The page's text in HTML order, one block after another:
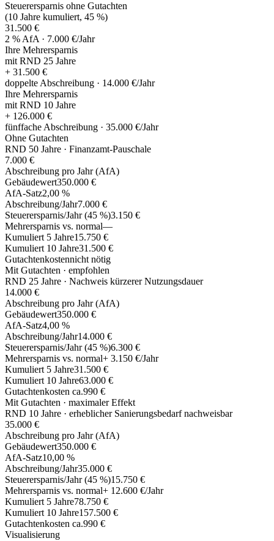
Steuerersparnis ohne Gutachten
(10 Jahre kumuliert, 45 %)
31.500 €
2 % AfA · 7.000 €/Jahr
Ihre Mehrersparnis
mit RND 25 Jahre
+ 31.500 €
doppelte Abschreibung · 14.000 €/Jahr
Ihre Mehrersparnis
mit RND 10 Jahre
+ 126.000 €
fünffache Abschreibung · 35.000 €/Jahr
Ohne Gutachten
RND 50 Jahre · Finanzamt-Pauschale
7.000 €
Abschreibung pro Jahr (AfA)
Gebäudewert350.000 €
AfA-Satz2,00 %
Abschreibung/Jahr7.000 €
Steuerersparnis/Jahr (45 %)3.150 €
Mehrersparnis vs. normal—
Kumuliert 5 Jahre15.750 €
Kumuliert 10 Jahre31.500 €
Gutachtenkostennicht nötig
Mit Gutachten · empfohlen
RND 25 Jahre · Nachweis kürzerer Nutzungsdauer
14.000 €
Abschreibung pro Jahr (AfA)
Gebäudewert350.000 €
AfA-Satz4,00 %
Abschreibung/Jahr14.000 €
Steuerersparnis/Jahr (45 %)6.300 €
Mehrersparnis vs. normal+ 3.150 €/Jahr
Kumuliert 5 Jahre31.500 €
Kumuliert 10 Jahre63.000 €
Gutachtenkosten ca.990 €
Mit Gutachten · maximaler Effekt
RND 10 Jahre · erheblicher Sanierungsbedarf nachweisbar
35.000 €
Abschreibung pro Jahr (AfA)
Gebäudewert350.000 €
AfA-Satz10,00 %
Abschreibung/Jahr35.000 €
Steuerersparnis/Jahr (45 %)15.750 €
Mehrersparnis vs. normal+ 12.600 €/Jahr
Kumuliert 5 Jahre78.750 €
Kumuliert 10 Jahre157.500 €
Gutachtenkosten ca.990 €
Visualisierung